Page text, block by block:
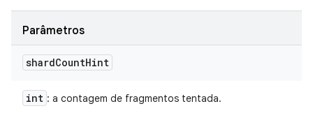
Parâmetros
shardCountHint
int : a contagem de fragmentos tentada.